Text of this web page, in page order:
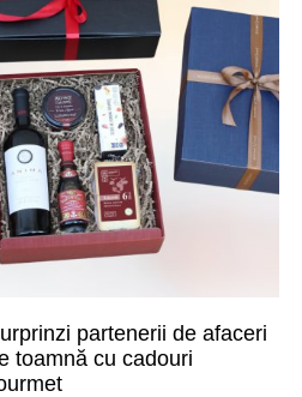
partenerii de afaceri
toamnă cu cadouri